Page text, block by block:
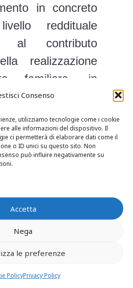
Consenso
utilizziamo tecnologie come i cookie
alle informazioni del dispositivo. Il
ci permetterà di elaborare dati come il
o ID unici su questo sito. Non
può influire negativamente su
Accetta
Nega
le preferenze
PolicyPrivacy Policy
in concreto
reddituale
al contributo
realizzazione
familiare, in
tenendo conto
sacrificate”;
equilibratrice
degli ex coniugi,
assegnata dal
all’assegno
non è finalizzata
del tenore
ma al
del ruolo e